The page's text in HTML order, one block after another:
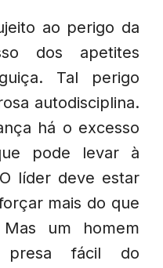
ao perigo da
dos apetites
Tal perigo
autodisciplina.
há o excesso
pode levar à
líder deve estar
mais do que
um homem
presa fácil do